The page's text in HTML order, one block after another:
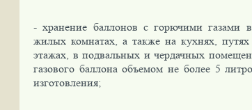
- хранение баллонов с горючими газами
жилых комнатах, а также на кухнях,
этажах, в подвальных и чердачных
газового баллона объемом не более 5
изготовления;